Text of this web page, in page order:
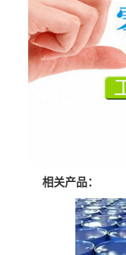
相关产品：